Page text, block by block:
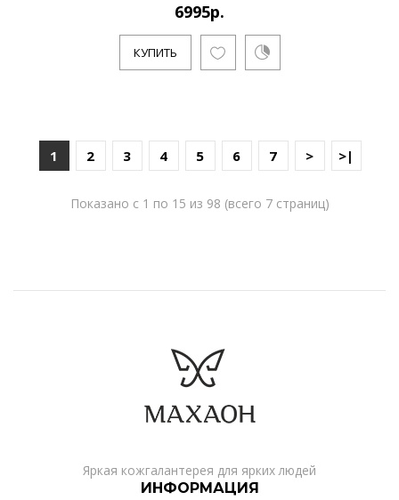
6995р.
КУПИТЬ
1 2 3 4 5 6 7 > >|
Показано с 1 по 15 из 98 (всего 7 страниц)
Яркая кожгалантерея для ярких людей
ИНФОРМАЦИЯ